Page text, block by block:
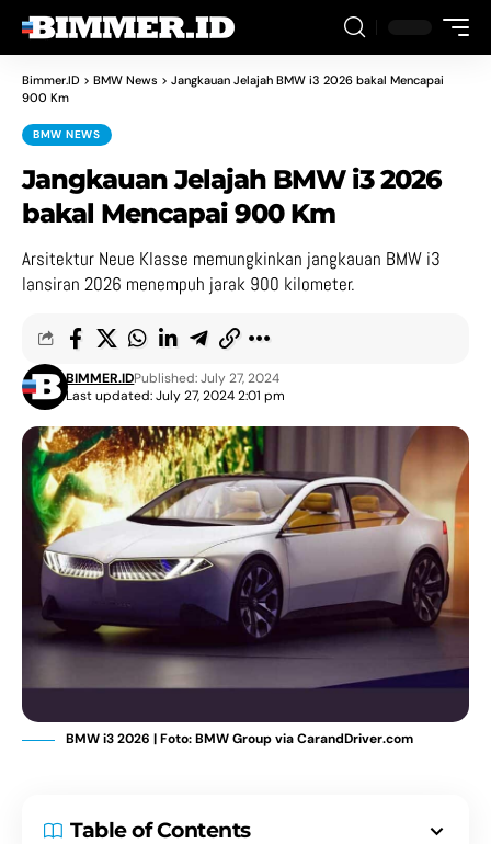
Bimmer.ID > BMW News > Jangkauan Jelajah BMW i3 2026 bakal Mencapai
900 Km
BMW NEWS
Jangkauan Jelajah BMW i3 2026
bakal Mencapai 900 Km
Arsitektur Neue Klasse memungkinkan jangkauan BMW i3
lansiran 2026 menempuh jarak 900 kilometer.
Last updated: July 27, 2024 2:01 pm
BIMMER.IDPublished: July 27, 2024
BMW i3 2026 | Foto: BMW Group via CarandDriver.com
Table of Contents